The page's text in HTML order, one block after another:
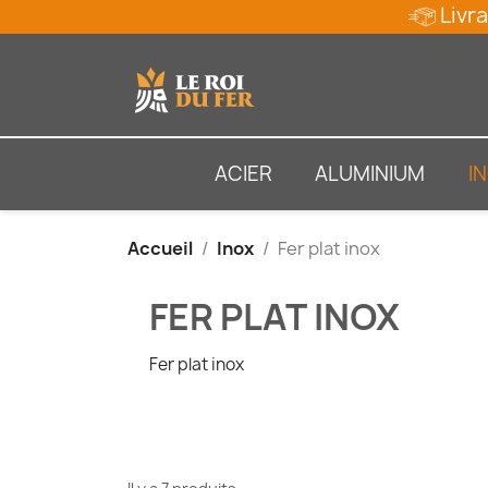
ACIER ALUMINIUM
Accueil Inox Fer plat inox
FER PLAT INOX
Fer plat inox